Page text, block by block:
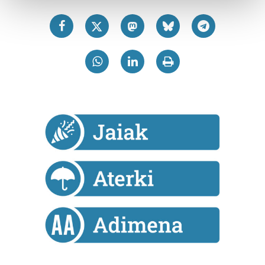
Guk eta gure bazkideek zure datu pertsonalak
prozesatzen ditugu, zure IP zenbakia, besteak beste,
teknologia erabiliz, cookieak adibidez, iragarki eta eduki
pertsonalizatuak eskaintzeko, iragarkiak eta edukia
erabiltzen dituen hauta dezakezu.
Bazkide batzuek ez dizute baimenik eskatzen, eta beren
interes komertzial legitimoetan babesten dira. Ikusi gure
bazkideen zerrenda, beren ustez zein helburutarako
duten interes legitimoa eta horren aurka nola egin
Lortu zure datu pertsonalak prozesatzeko moduari
buruzko informazio gehiago eta ezarri zure lehentasunak